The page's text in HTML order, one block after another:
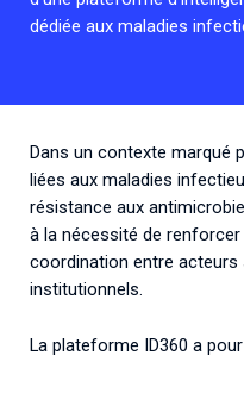
Retrouvez toutes les
dédiée aux maladies
Dans un contexte marqué
liées aux maladies
résistance aux
à la nécessité de
coordination entre
institutionnels.
La plateforme ID360 a